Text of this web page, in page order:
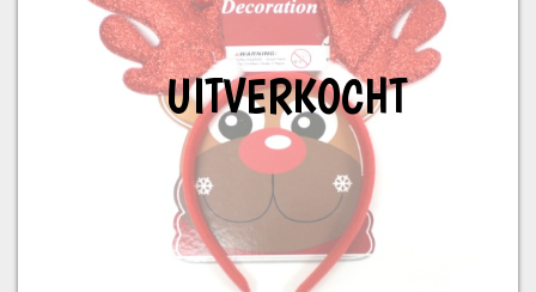
UITVERKOCHT